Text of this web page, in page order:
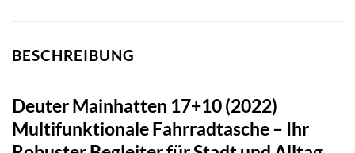
BESCHREIBUNG
Deuter Mainhatten 17+10 (2022)
Multifunktionale Fahrradtasche – Ihr